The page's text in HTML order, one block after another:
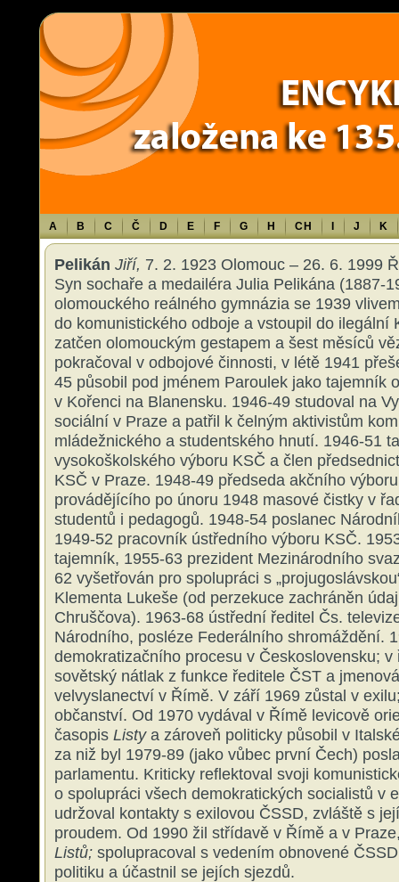
Warning: Use of undefined constant TXT - assumed 'TXT' (this will throw
content/themes/sablona/functions.php
A B C Č D E F G H CH J K
Pelikán Jiří, 7. 2. 1923 Olomouc – 26. 6. 1999
Syn sochaře a medailéra Julia Pelikána (1887-
olomouckého reálného gymnázia se 1939
do komunistického odboje a vstoupil do ilegální
zatčen olomouckým gestapem a šest měsíců
pokračoval v odbojové činnosti, v létě 1941
45 působil pod jménem Paroulek jako tajemník
v Kořenci na Blanensku. 1946-49 studoval na
sociální v Praze a patřil k čelným aktivistům
mládežnického a studentského hnutí. 1946-51
vysokoškolského výboru KSČ a člen
KSČ v Praze. 1948-49 předseda akčního
provádějícího po únoru 1948 masové čistky v
studentů i pedagogů. 1948-54 poslanec
1949-52 pracovník ústředního výboru KSČ.
tajemník, 1955-63 prezident Mezinárodního
62 vyšetřován pro spolupráci s
Klementa Lukeše (od perzekuce zachráněn
Chruščova). 1963-68 ústřední ředitel Čs.
Národního, posléze Federálního shromáždění.
demokratizačního procesu v Československu;
sovětský nátlak z funkce ředitele ČST a
velvyslanectví v Římě. V září 1969 zůstal v
občanství. Od 1970 vydával v Římě levicově
časopis Listya zároveň politicky působil v
za niž byl 1979-89 (jako vůbec první Čech)
parlamentu. Kriticky reflektoval svoji
o spolupráci všech demokratických socialistů v
udržoval kontakty s exilovou ČSSD, zvláště s
proudem. Od 1990 žil střídavě v Římě a v
Listů; spolupracoval s vedením obnovené
politiku a účastnil se jejích sjezdů.